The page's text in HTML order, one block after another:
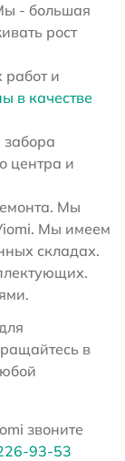
- большая
рост
работ и
в качестве
забора
центра и
Мы
Мы имеем
складах.
в
звоните
93-53